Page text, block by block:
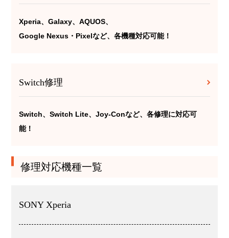
Xperia、Galaxy、AQUOS、
Google Nexus・Pixelなど、各機種対応可能！
Switch修理
Switch、Switch Lite、Joy-Conなど、各修理に対応可
能！
修理対応機種一覧
SONY Xperia